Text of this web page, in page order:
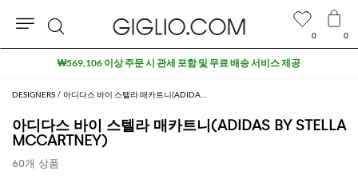
DESIGNERS
아디다스 바이 스텔라 매카트니(ADIDAS BY STELLA
MCCARTNEY)
60개 상품
0 0
검
색
아울렛 구역 추가 10% 할인